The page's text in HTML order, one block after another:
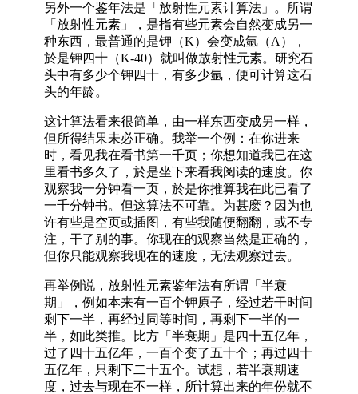
另外一个鉴年法是「放射性元素计算法」。所谓
「放射性元素」，是指有些元素会自然变成另一
种东西，最普通的是钾（K）会变成氩（A），
於是钾四十（K-40）就叫做放射性元素。研究石
头中有多少个钾四十，有多少氩，便可计算这石
头的年龄。
这计算法看来很简单，由一样东西变成另一样，
但所得结果未必正确。我举一个例：在你进来
时，看见我在看书第一千页；你想知道我已在这
里看书多久了，於是坐下来看我阅读的速度。你
观察我一分钟看一页，於是你推算我在此已看了
一千分钟书。但这算法不可靠。为甚麽？因为也
许有些是空页或插图，有些我随便翻翻，或不专
注，干了别的事。你现在的观察当然是正确的，
但你只能观察我现在的速度，无法观察过去。
再举例说，放射性元素鉴年法有所谓「半衰
期」，例如本来有一百个钾原子，经过若干时间
剩下一半，再经过同等时间，再剩下一半的一
半，如此类推。比方「半衰期」是四十五亿年，
过了四十五亿年，一百个变了五十个；再过四十
五亿年，只剩下二十五个。试想，若半衰期速
度，过去与现在不一样，所计算出来的年份就不